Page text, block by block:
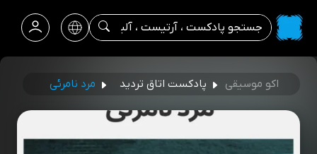
اکو موسیقی پادکست اتاق تردید مرد نامرئی